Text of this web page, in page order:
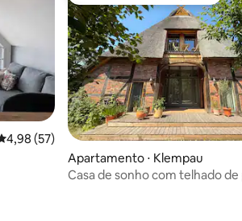
de uma avaliação média de 5, 57
4,98 (57)
Apartamento ⋅ Klempau
Casa de sonho com telhado de